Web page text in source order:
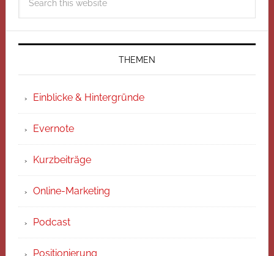
THEMEN
Einblicke & Hintergründe
Evernote
Kurzbeiträge
Online-Marketing
Podcast
Positionierung